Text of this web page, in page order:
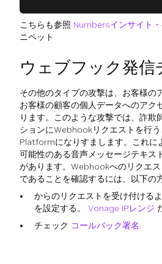
こちらも参照 Numbersインサイト
ニペット
ウェブフック発信
その他のタイプの攻撃は、お客様の
お客様の顧客の個人データへのアク
ります。このような攻撃では、詐欺
ションにWebhookリクエストを行
Platformになりすまします。これに
可能性のある音声メッセージテキス
があります。Webhookへのリクエ
であることを確認するには、以下の
からのリクエストを受け付ける
を設定する。 Vonage IPレンジ
チェック コールバック署名.